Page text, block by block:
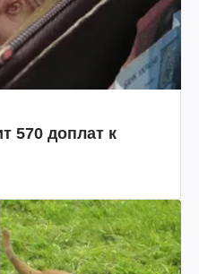
570 доплат к